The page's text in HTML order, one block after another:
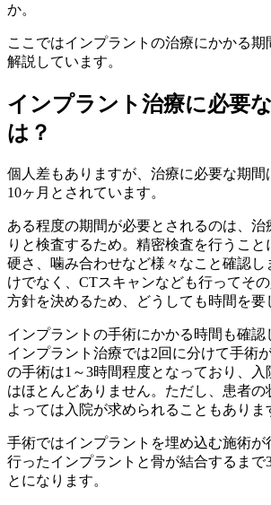
か。
ここではインプラントの治療にかかる期
解説しています。
インプラント治療に必要
は？
個人差もありますが、治療に必要な期間
10ヶ月 とされています。
ある程度の期間が必要とされるのは、
りと検査するため。精密検査を行うこ
硬さ、噛み合わせなど様々なこと確認し
けでなく、CTスキャンなども行ってそ
方針を決めるため、どうしても時間を要
インプラントの手術にかかる時間も確認
インプラント治療では2回に分けて手術
の手術は1～3時間程度となっており、入
はほとんどありません。ただし、患者の
よっては入院が求められることもありま
手術ではインプラントを埋め込む施術が
行ったインプラントと骨が結合するまで
とになります。